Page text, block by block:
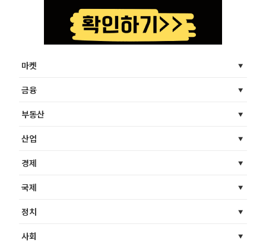
마켓
금융
부동산
산업
경제
국제
정치
사회